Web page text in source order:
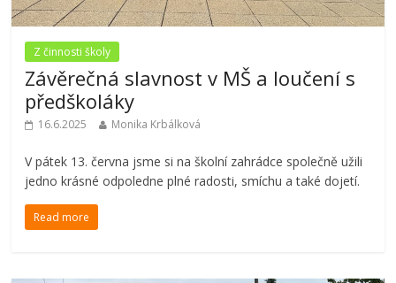
Z činnosti školy
Závěrečná slavnost v MŠ a loučení s
předškoláky
16.6.2025 Monika Krbálková
V pátek 13. června jsme si na školní zahrádce společně užili
jedno krásné odpoledne plné radosti, smíchu a také dojetí.
Read more